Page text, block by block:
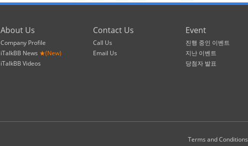
About Us
Company Profile
iTalkBB News ★(New)
iTalkBB Videos
Contact Us
Call Us
Email Us
Event
진행 중인 이벤트
지난 이벤트
당첨자 발표
Terms and Conditions